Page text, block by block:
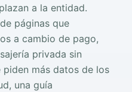
a la entidad.
páginas que
a cambio de pago,
privada sin
más datos de los
una guía